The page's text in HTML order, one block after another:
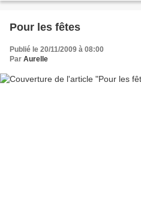
Pour les fêtes
Publié le 20/11/2009 à 08:00
Par Aurelle